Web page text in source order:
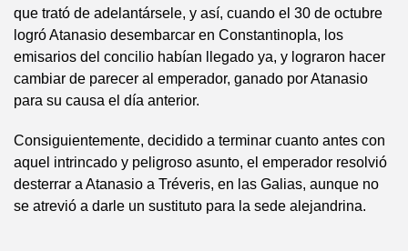
que trató de adelantársele, y así, cuando el 30 de octubre
logró Atanasio desembarcar en Constantinopla, los
emisarios del concilio habían llegado ya, y lograron hacer
cambiar de parecer al emperador, ganado por Atanasio
para su causa el día anterior.
Consiguientemente, decidido a terminar cuanto antes con
aquel intrincado y peligroso asunto, el emperador resolvió
desterrar a Atanasio a Tréveris, en las Galias, aunque no
se atrevió a darle un sustituto para la sede alejandrina.